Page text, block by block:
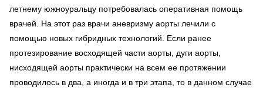
летнему южноуральцу потребовалась оперативная помощь
врачей. На этот раз врачи аневризму аорты лечили с
помощью новых гибридных технологий. Если ранее
протезирование восходящей части аорты, дуги аорты,
нисходящей аорты практически на всем ее протяжении
проводилось в два, а иногда и в три этапа, то в данном случае